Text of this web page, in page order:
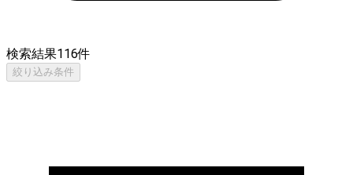
検索結果116件
絞り込み条件